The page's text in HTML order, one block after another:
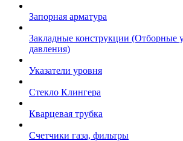
Запорная арматура
Закладные конструкции (Отборные
давления)
Указатели уровня
Стекло Клингера
Кварцевая трубка
Счетчики газа, фильтры